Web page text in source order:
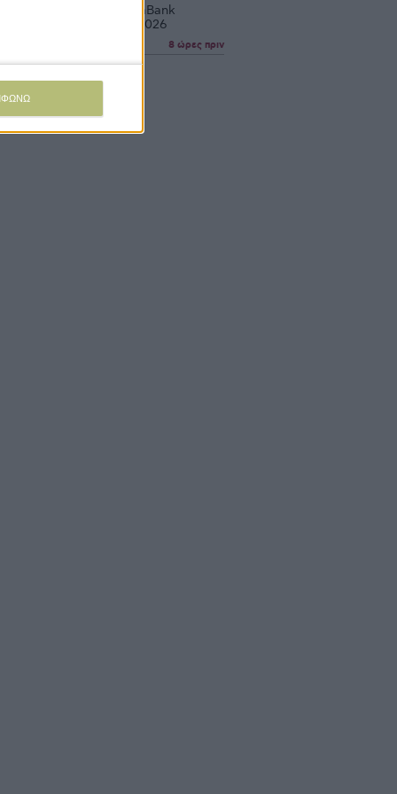
επιδόσεις της CrediaBank
και στο Α΄εξάμηνο 2026
8 ώρες πριν